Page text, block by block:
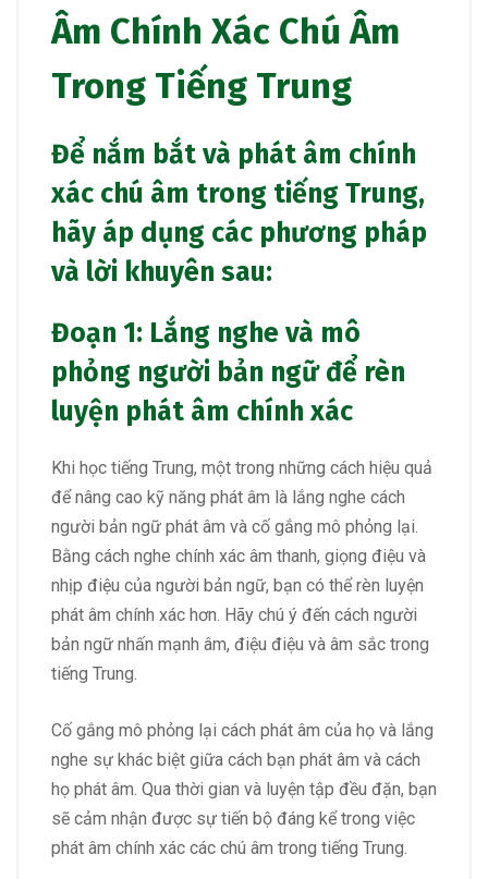
Âm Chính Xác Chú Âm
Trong Tiếng Trung
Để nắm bắt và phát âm chính
xác chú âm trong tiếng Trung,
hãy áp dụng các phương pháp
và lời khuyên sau:
Đoạn 1: Lắng nghe và mô
phỏng người bản ngữ để rèn
luyện phát âm chính xác
Khi học tiếng Trung, một trong những cách hiệu quả
để nâng cao kỹ năng phát âm là lắng nghe cách
người bản ngữ phát âm và cố gắng mô phỏng lại.
Bằng cách nghe chính xác âm thanh, giọng điệu và
nhịp điệu của người bản ngữ, bạn có thể rèn luyện
phát âm chính xác hơn. Hãy chú ý đến cách người
bản ngữ nhấn mạnh âm, điệu điệu và âm sắc trong
tiếng Trung.
Cố gắng mô phỏng lại cách phát âm của họ và lắng
nghe sự khác biệt giữa cách bạn phát âm và cách
họ phát âm. Qua thời gian và luyện tập đều đặn, bạn
sẽ cảm nhận được sự tiến bộ đáng kể trong việc
phát âm chính xác các chú âm trong tiếng Trung.